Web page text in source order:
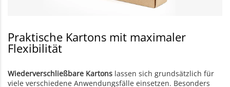
Praktische Kartons mit maximaler
Flexibilität
Wiederverschließbare Kartons lassen sich grundsätzlich für
viele verschiedene Anwendungsfälle einsetzen. Besonders